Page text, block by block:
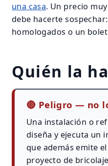
una casa. Un precio
debe hacerte
homologados o un
Quién la
🔴 Peligro — no
Una instalación o
diseña y ejecuta un
que además emite
proyecto de